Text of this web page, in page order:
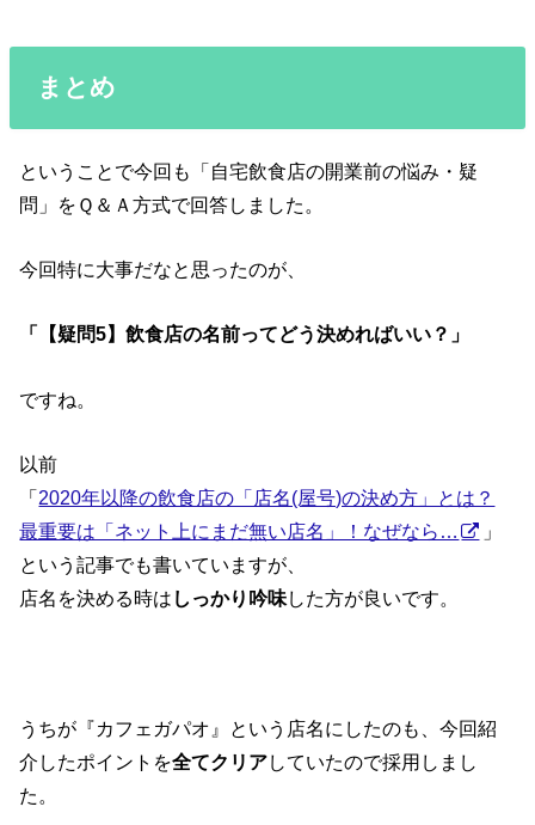
まとめ
ということで今回も「自宅飲食店の開業前の悩み・疑
問」をＱ＆Ａ方式で回答しました。
今回特に大事だなと思ったのが、
「【疑問5】飲食店の名前ってどう決めればいい？」
ですね。
以前
「2020年以降の飲食店の「店名(屋号)の決め方」とは？
最重要は「ネット上にまだ無い店名」！なぜなら…
」
という記事でも書いていますが、
店名を決める時は しっかり吟味した方が良いです。
うちが『カフェガパオ』という店名にしたのも、今回紹
介したポイントを全てクリアしていたので採用しまし
た。